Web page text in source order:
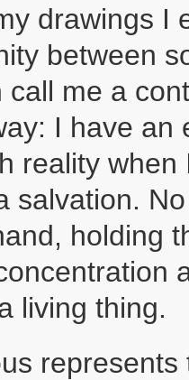
drawings I
between
call me a
I have an
reality
salvation.
holding
living thing.
represents